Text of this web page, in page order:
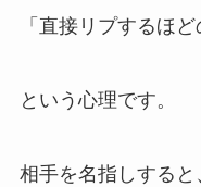
「直接リプするほ
という心理です。
相手を名指しすると